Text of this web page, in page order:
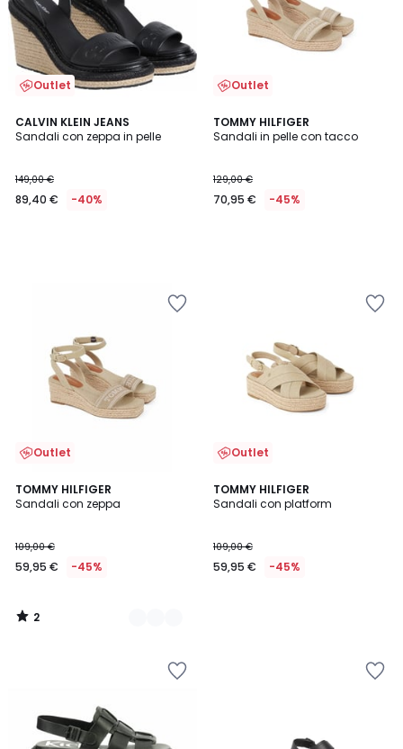
Outlet
CALVIN KLEIN JEANS
Sandali con zeppa in pelle
149,00 €
89,40 € -40%
Outlet
TOMMY HILFIGER
Sandali in pelle con tacco
129,00 €
70,95 € -45%
Outlet
TOMMY HILFIGER
Sandali con zeppa
109,00 €
59,95 € -45%
2
/
2
Colori
2
/
Outlet
TOMMY HILFIGER
Sandali con platform
109,00 €
59,95 € -45%